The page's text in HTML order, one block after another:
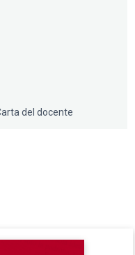
profonda sia la
e
d’arte, o anche in
i numeri e riflettere
culturale.
del docente